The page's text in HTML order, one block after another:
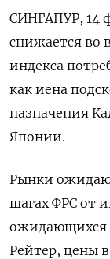
СИНГАПУР, 14
снижается во
индекса
как иена
назначения
Японии.
Рынки
шагах ФРС от
ожидающихся
Рейтер, цены